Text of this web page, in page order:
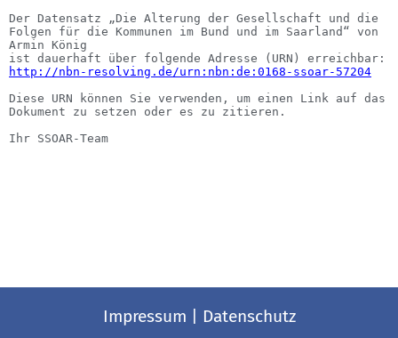
Der Datensatz „Die Alterung der Gesellschaft und die
Folgen für die Kommunen im Bund und im Saarland“ von
Armin König
ist dauerhaft über folgende Adresse (URN) erreichbar:
http://nbn-resolving.de/urn:nbn:de:0168-ssoar-57204
Diese URN können Sie verwenden, um einen Link auf das
Dokument zu setzen oder es zu zitieren.
Ihr SSOAR-Team
Impressum Datenschutz